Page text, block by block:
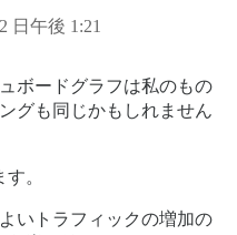
日午後 1:21
ボードグラフは私のもの
グも同じかもしれません
。
いトラフィックの増加の